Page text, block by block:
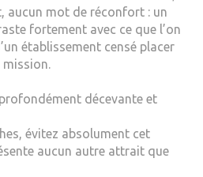
aucun mot de réconfort : un
fortement avec ce que l’on
établissement censé placer
mission.
profondément décevante et
évitez absolument cet
aucun autre attrait que